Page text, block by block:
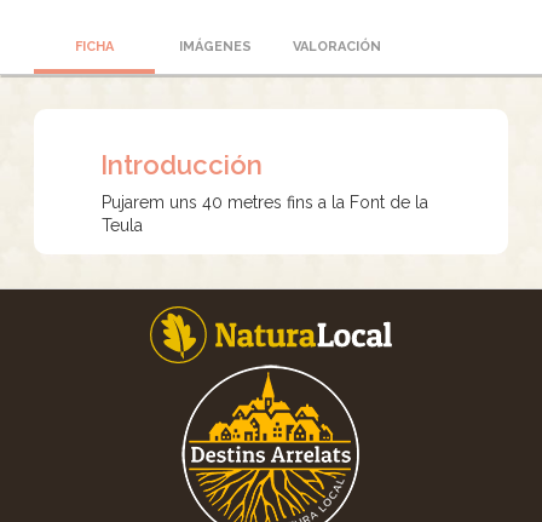
FICHA IMÁGENES VALORACIÓN
Introducción
Pujarem uns 40 metres fins a la Font de la
Teula